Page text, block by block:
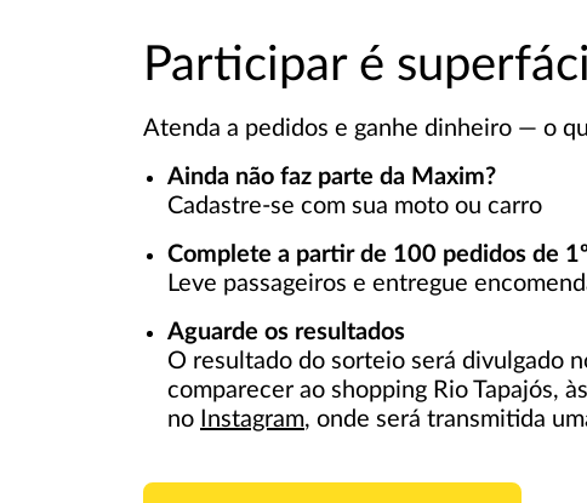
Participar é superfácil
Atenda a pedidos e ganhe dinheiro — o
Ainda não faz parte da Maxim?
Cadastre-se com sua moto ou carro
Complete a partir de 100 pedidos de
Leve passageiros e entregue
Aguarde os resultados
O resultado do sorteio será divulgado
comparecer ao shopping Rio Tapajós,
no Instagram, onde será transmitida